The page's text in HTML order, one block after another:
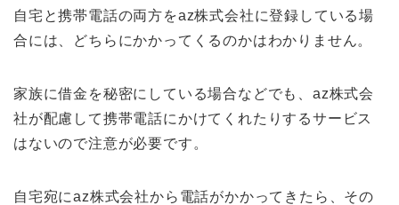
自宅と携帯電話の両方をaz株式会社に登録している場
合には、どちらにかかってくるのかはわかりません。
家族に借金を秘密にしている場合などでも、az株式会
社が配慮して携帯電話にかけてくれたりするサービス
はないので注意が必要です。
自宅宛にaz株式会社から電話がかかってきたら、その